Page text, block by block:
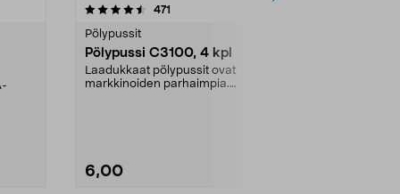
471
Pölypussit
Pölypussi C3100, 4 kpl
Laadukkaat pölypussit ovat
markkinoiden parhaimpia.
6,00
4.5viidestä